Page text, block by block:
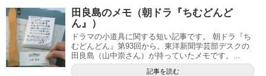
田良島のメモ（朝ドラ『ちむどんど
ん』）
ドラマの小道具に関する短い記事です。 朝ドラ『ち
むどんどん』第93回から。東洋新聞学芸部デスクの
田良島（山中崇さん）が持っていたメモです。...
記事を読む